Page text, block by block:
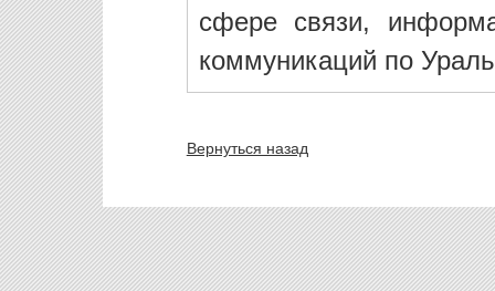
сфере связи,
коммуникаций по
Вернуться назад